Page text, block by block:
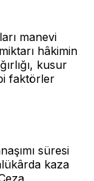
manevi
hâkimin
kusur
faktörler
süresi
kaza